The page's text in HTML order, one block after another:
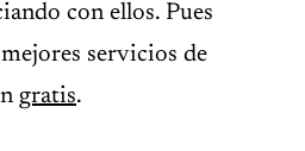
con ellos. Pues
servicios de
gratis.